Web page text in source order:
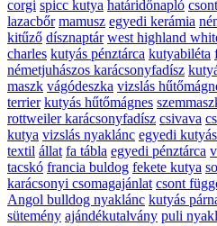
corgi spicc kutya határidőnapló csont
lazacbőr mamusz egyedi kerámia
kitűző dísznaptár west highland
charles kutyás pénztárca kutyabiléta
németjuhászos karácsonyfadísz
maszk vágódeszka vizslás
terrier kutyás hűtőmágnes
rottweiler karácsonyfadísz csivava
kutya vizslás nyaklánc egyedi
textil állat fa tábla egyedi pénztárca
tacskó francia buldog fekete kutya
karácsonyi csomagajánlat csont
Angol bulldog nyaklánc kutyás
sütemény ajándékutalvány puli